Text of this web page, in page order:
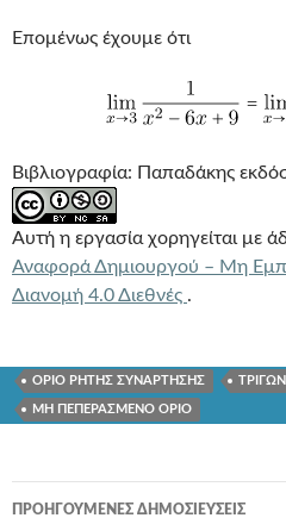
Eπομένως έχουμε ότι
Βιβλιογραφία: Παπαδάκης
Αυτή η εργασία χορηγείται με
Αναφορά Δημιουργού – Μη
Διανομή 4.0 Διεθνές .
ΟΡΙΟ ΡΗΤΗΣ ΣΥΝΑΡΤΗΣΗΣ
ΜΗ ΠΕΠΕΡΑΣΜΕΝΟ ΟΡΙΟ
Πλοήγηση
ΠΡΟΗΓΟΎΜΕΝΕΣ ΔΗΜΟΣΙΕΎΣΕΙΣ